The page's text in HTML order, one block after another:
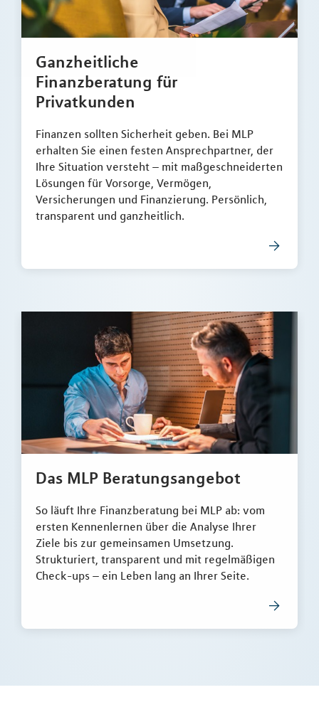
Ganzheitliche
Finanzberatung für
Privatkunden
Finanzen sollten Sicherheit geben. Bei MLP
erhalten Sie einen festen Ansprechpartner, der
Ihre Situation versteht – mit maßgeschneiderten
Lösungen für Vorsorge, Vermögen,
Versicherungen und Finanzierung. Persönlich,
transparent und ganzheitlich.
Das MLP Beratungsangebot
So läuft Ihre Finanzberatung bei MLP ab: vom
ersten Kennenlernen über die Analyse Ihrer
Ziele bis zur gemeinsamen Umsetzung.
Strukturiert, transparent und mit regelmäßigen
Check-ups – ein Leben lang an Ihrer Seite.